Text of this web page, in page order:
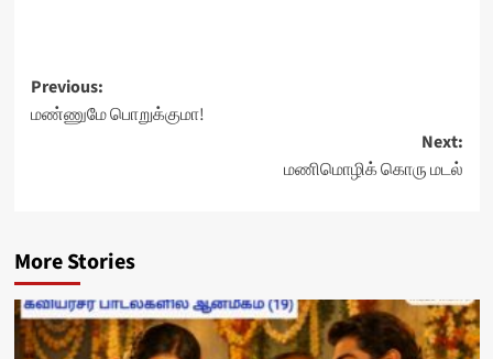
Post
navigation
Previous:
மண்ணுமே பொறுக்குமா!
Next:
மணிமொழிக் கொரு மடல்
More Stories